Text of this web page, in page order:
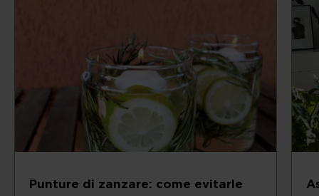
Punture di zanzare: come evitarle